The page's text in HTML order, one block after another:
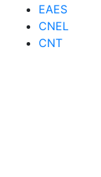
EAES
CNEL
CNT